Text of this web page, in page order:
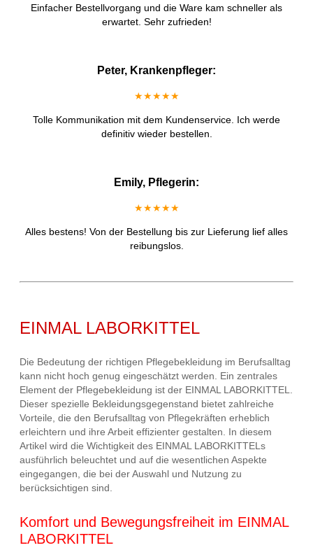
Einfacher Bestellvorgang und die Ware kam schneller als
erwartet. Sehr zufrieden!
Peter, Krankenpfleger:
★★★★★
Tolle Kommunikation mit dem Kundenservice. Ich werde
definitiv wieder bestellen.
Emily, Pflegerin:
★★★★★
Alles bestens! Von der Bestellung bis zur Lieferung lief alles
reibungslos.
EINMAL LABORKITTEL
Die Bedeutung der richtigen Pflegebekleidung im Berufsalltag
kann nicht hoch genug eingeschätzt werden. Ein zentrales
Element der Pflegebekleidung ist der EINMAL LABORKITTEL.
Dieser spezielle Bekleidungsgegenstand bietet zahlreiche
Vorteile, die den Berufsalltag von Pflegekräften erheblich
erleichtern und ihre Arbeit effizienter gestalten. In diesem
Artikel wird die Wichtigkeit des EINMAL LABORKITTELs
ausführlich beleuchtet und auf die wesentlichen Aspekte
eingegangen, die bei der Auswahl und Nutzung zu
berücksichtigen sind.
Komfort und Bewegungsfreiheit im EINMAL
LABORKITTEL